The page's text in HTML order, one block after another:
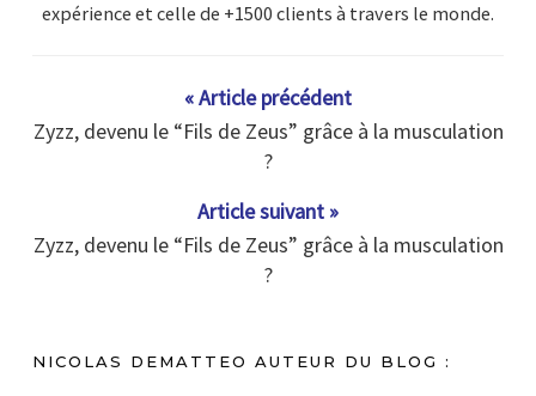
expérience et celle de +1500 clients à travers le monde.
« Article précédent
Zyzz, devenu le “Fils de Zeus” grâce à la musculation
?
Article suivant »
Zyzz, devenu le “Fils de Zeus” grâce à la musculation
?
NICOLAS DEMATTEO AUTEUR DU BLOG :